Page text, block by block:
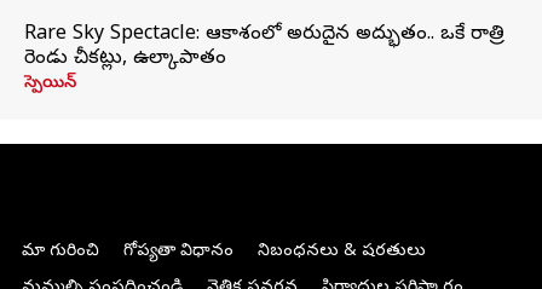
Rare Sky Spectacle: ఆకాశంలో అరుదైన అద్భుతం.. ఒకే రాత్రి
రెండు చీకట్లు, ఉల్కాపాతం
స్పెయిన్
మా గురించి గోప్యతా విధానం
నిబంధనలు & షరతులు